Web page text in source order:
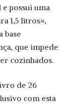
possui uma
1,5 litros»,
base
que impede
cozinhados.
de 26
com esta